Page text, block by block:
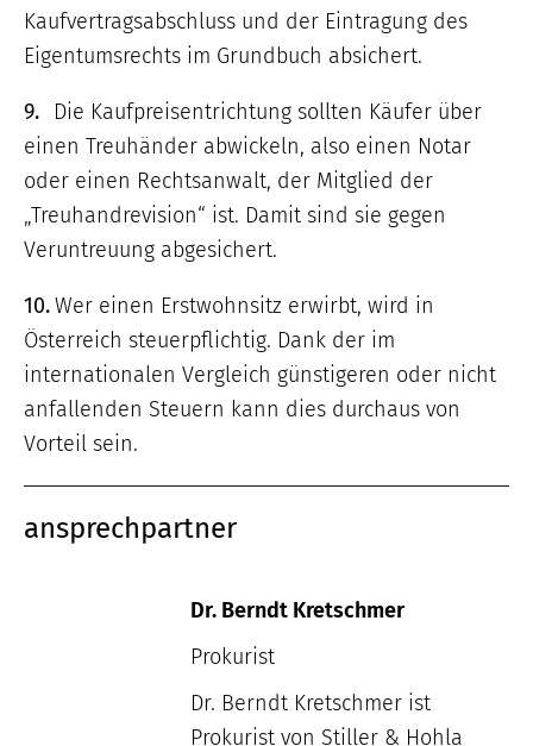
Kaufvertragsabschluss und der Eintragung des
Eigentumsrechts im Grundbuch absichert.
9.
Die Kaufpreisentrichtung sollten Käufer über
einen Treuhänder abwickeln, also einen Notar
oder einen Rechtsanwalt, der Mitglied der
„Treuhandrevision“ ist. Damit sind sie gegen
Veruntreuung abgesichert.
10.Wer einen Erstwohnsitz erwirbt, wird in
Österreich steuerpflichtig. Dank der im
internationalen Vergleich günstigeren oder nicht
anfallenden Steuern kann dies durchaus von
Vorteil sein.
ansprechpartner
Dr. Berndt Kretschmer
Prokurist
Dr. Berndt Kretschmer ist
Prokurist von Stiller & Hohla